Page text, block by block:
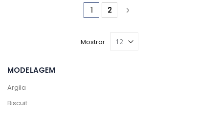
Página
Você está lendo a página
1 Página
2 Página
Próximo
Mostrar
MODELAGEM
Argila
Biscuit